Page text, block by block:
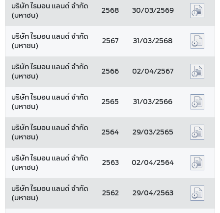
บริษัท ไรมอน แลนด์ จำกัด
(มหาชน)
2568 30/03/2569
บริษัท ไรมอน แลนด์ จำกัด
(มหาชน)
2567 31/03/2568
บริษัท ไรมอน แลนด์ จำกัด
(มหาชน)
2566 02/04/2567
บริษัท ไรมอน แลนด์ จำกัด
(มหาชน)
2565 31/03/2566
บริษัท ไรมอน แลนด์ จำกัด
(มหาชน)
2564 29/03/2565
บริษัท ไรมอน แลนด์ จำกัด
(มหาชน)
2563 02/04/2564
บริษัท ไรมอน แลนด์ จำกัด
(มหาชน)
2562 29/04/2563